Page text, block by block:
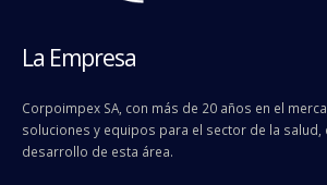
La Empresa
Corpoimpex SA, con más de 20 años en el
soluciones y equipos para el sector de la
desarrollo de esta área.